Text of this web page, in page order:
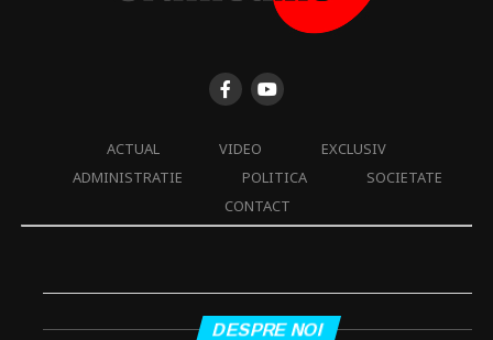
ACTUAL VIDEO
EXCLUSIV
ADMINISTRATIE
POLITICA
SOCIETATE
CONTACT
DESPRE NOI